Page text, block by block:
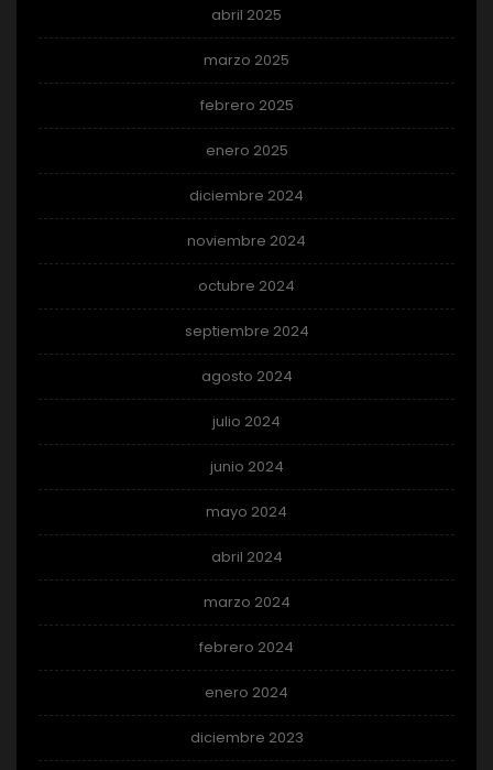
abril 2025
marzo 2025
febrero 2025
enero 2025
diciembre 2024
noviembre 2024
octubre 2024
septiembre 2024
agosto 2024
julio 2024
junio 2024
mayo 2024
abril 2024
marzo 2024
febrero 2024
enero 2024
diciembre 2023